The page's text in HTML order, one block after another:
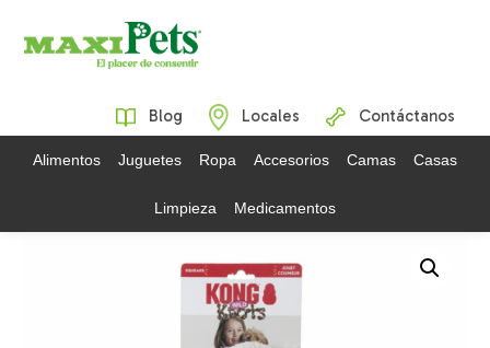
Blog Locales Contáctanos
Alimentos Juguetes Ropa Accesorios Camas Casas
Limpieza Medicamentos